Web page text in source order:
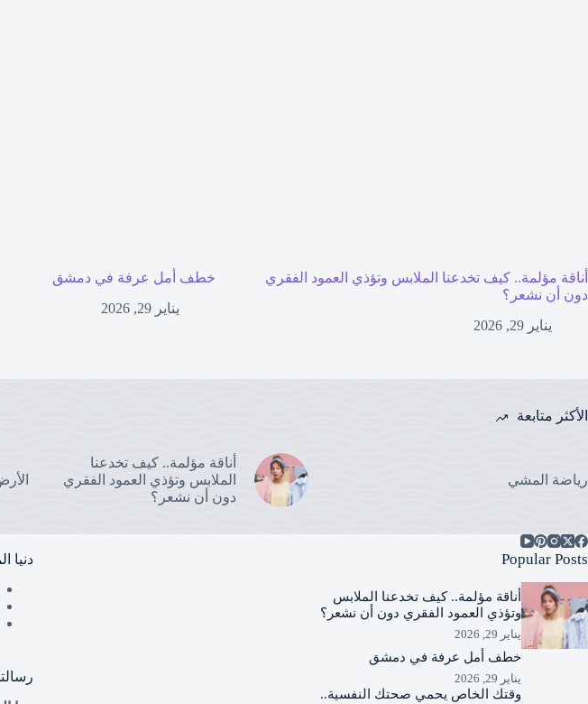
أناقة مؤلمة.. كيف تخدعنا الملابس وتؤذي العمود الفقري
دون أن نشعر؟
يناير 29, 2026
خطف أمل عرفة في دمشق
يناير 29, 2026
الأكثر متابعة
رياضة المشي
أناقة مؤلمة.. كيف تخدعنا
الملابس وتؤذي العمود الفقري
دون أن نشعر؟
Popular Posts
أناقة مؤلمة.. كيف تخدعنا الملابس
وتؤذي العمود الفقري دون أن نشعر؟
يناير 29, 2026
خطف أمل عرفة في دمشق
يناير 29, 2026
وقتك الخاص يحمي صحتك النفسية..
دنيا